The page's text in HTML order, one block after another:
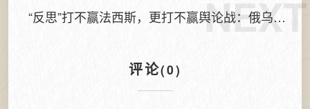
NEXT
“反思”打不赢法西斯，更打不赢舆论战：俄乌战
争第十天
评论(0)